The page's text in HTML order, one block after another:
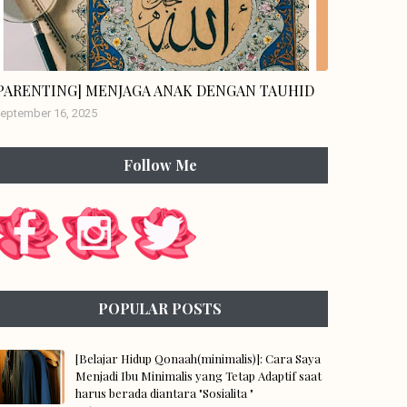
MENJAGA ANAK DENGAN TAUHID
16, 2025
Follow Me
POPULAR POSTS
[Belajar Hidup Qonaah(minimalis)]: Cara Saya
Menjadi Ibu Minimalis yang Tetap Adaptif saat
harus berada diantara "Sosialita "